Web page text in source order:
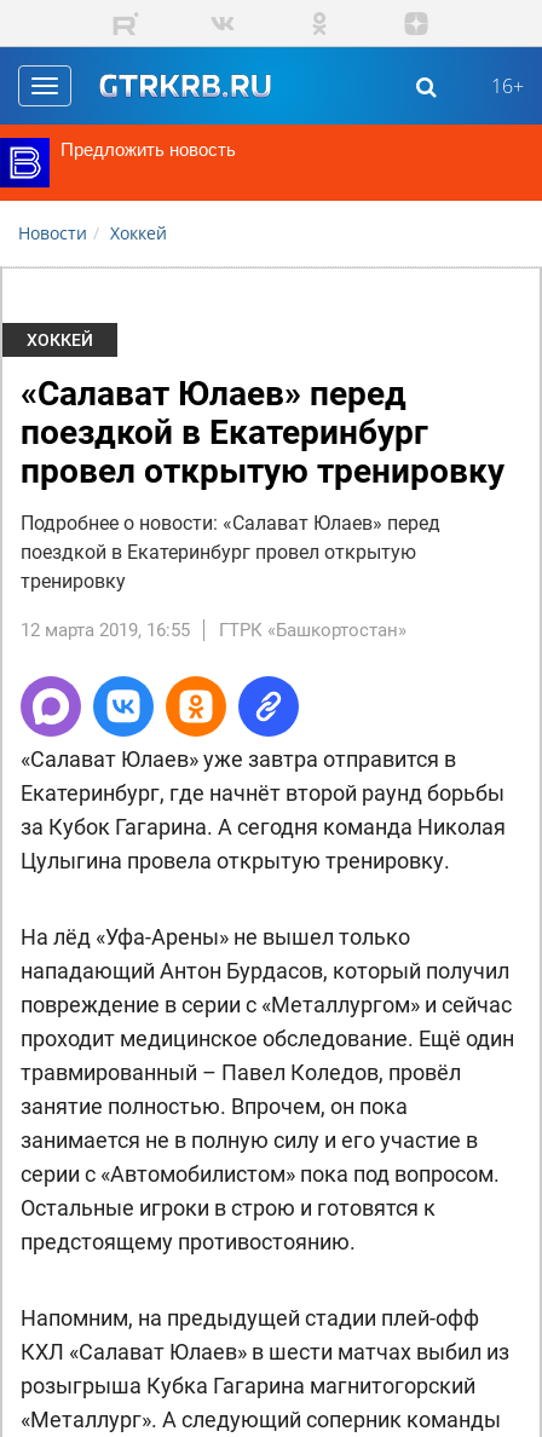
Перейти к основному содержанию
Toggle
navigation
16+
Предложить новость
Новости Хоккей
ХОККЕЙ
«Салават Юлаев» перед
поездкой в Екатеринбург
провел открытую тренировку
Подробнее о новости: «Салават Юлаев» перед
поездкой в Екатеринбург провел открытую
тренировку
12 марта 2019, 16:55 ГТРК «Башкортостан»
«Салават Юлаев» уже завтра отправится в
Екатеринбург, где начнёт второй раунд борьбы
за Кубок Гагарина. А сегодня команда Николая
Цулыгина провела открытую тренировку.
На лёд «Уфа-Арены» не вышел только
нападающий Антон Бурдасов, который получил
повреждение в серии с «Металлургом» и сейчас
проходит медицинское обследование. Ещё один
травмированный – Павел Коледов, провёл
занятие полностью. Впрочем, он пока
занимается не в полную силу и его участие в
серии с «Автомобилистом» пока под вопросом.
Остальные игроки в строю и готовятся к
предстоящему противостоянию.
Напомним, на предыдущей стадии плей-офф
КХЛ «Салават Юлаев» в шести матчах выбил из
розыгрыша Кубка Гагарина магнитогорский
«Металлург». А следующий соперник команды